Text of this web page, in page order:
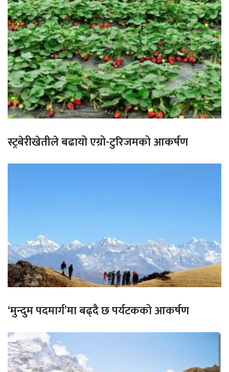
स्ट्रबेरीखेतीले बढायो एग्रो-टुरिजमको आकर्षण
‘मुन्दुम पदमार्ग’मा बढ्दै छ पर्यटकको आकर्षण